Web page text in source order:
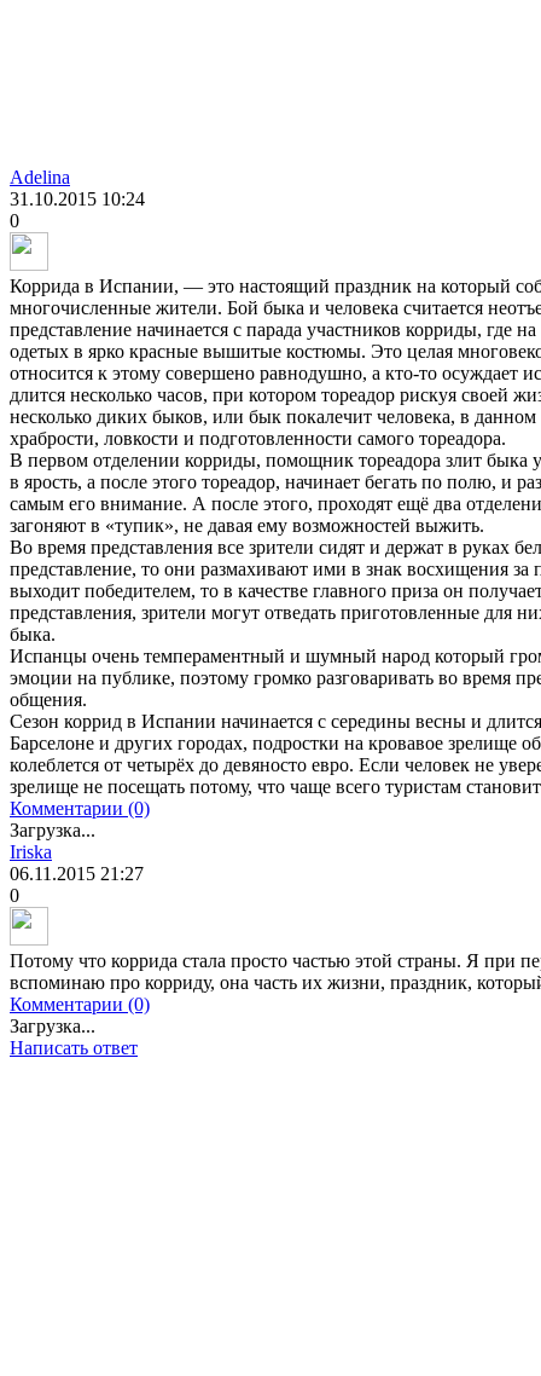
Adelina
31.10.2015 10:24
0
Коррида в Испании, — это настоящий праздник на который
многочисленные жители. Бой быка и человека считается
представление начинается с парада участников корриды, где
одетых в ярко красные вышитые костюмы. Это целая
относится к этому совершено равнодушно, а кто-то осуждает
длится несколько часов, при котором тореадор рискуя своей
несколько диких быков, или бык покалечит человека, в данном
храбрости, ловкости и подготовленности самого тореадора.
В первом отделении корриды, помощник тореадора злит
в ярость, а после этого тореадор, начинает бегать по полю, и
самым его внимание. А после этого, проходят ещё два
загоняют в «тупик», не давая ему возможностей выжить.
Во время представления все зрители сидят и держат в руках
представление, то они размахивают ими в знак восхищения за
выходит победителем, то в качестве главного приза он
представления, зрители могут отведать приготовленные для
быка.
Испанцы очень темпераментный и шумный народ который
эмоции на публике, поэтому громко разговаривать во время
общения.
Сезон коррид в Испании начинается с середины весны и
Барселоне и других городах, подростки на кровавое зрелище
колеблется от четырёх до девяносто евро. Если человек не
зрелище не посещать потому, что чаще всего туристам
Комментарии (0)
Загрузка...
Iriska
06.11.2015 21:27
0
Потому что коррида стала просто частью этой страны. Я при
вспоминаю про корриду, она часть их жизни, праздник,
Комментарии (0)
Загрузка...
Написать ответ